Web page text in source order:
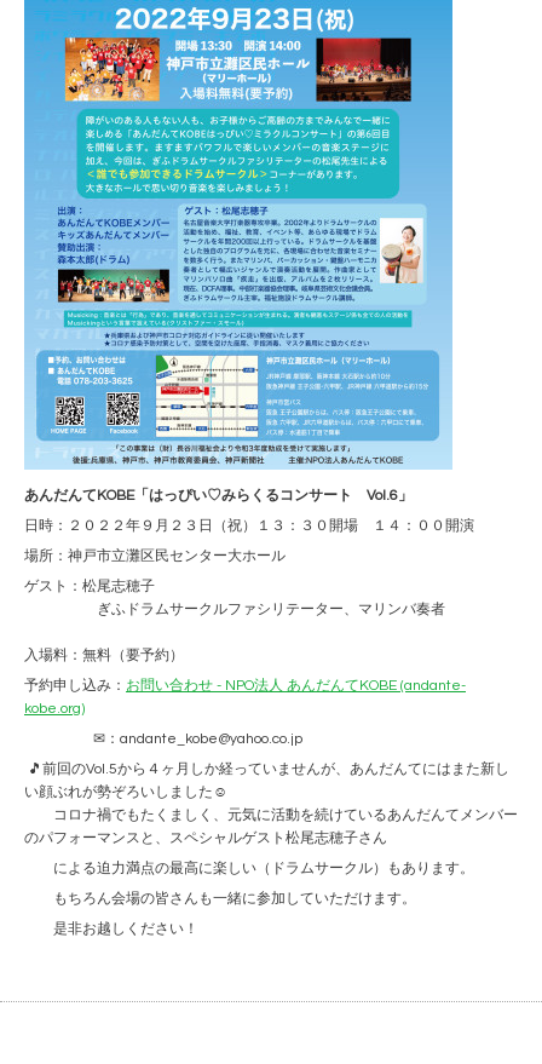
あんだんてKOBE「はっぴい♡みらくるコンサート Vol.6」
日時：２０２２年９月２３日（祝）１３：３０開場 １４：００開演
場所：神戸市立灘区民センター大ホール
ゲスト：松尾志穂子
ぎふドラムサークルファシリテーター、マリンバ奏者
入場料：無料（要予約）
予約申し込み： お問い合わせ - NPO法人 あんだんてKOBE (andante-
kobe.org)
✉：andante_kobe@yahoo.co.jp
🎵前回のVol.5から４ヶ月しか経っていませんが、あんだんてにはまた新し
い顔ぶれが勢ぞろいしました☺
コロナ禍でもたくましく、元気に活動を続けているあんだんてメンバー
のパフォーマンスと、スペシャルゲスト松尾志穂子さん
による迫力満点の最高に楽しい（ドラムサークル）もあります。
もちろん会場の皆さんも一緒に参加していただけます。
是非お越しください！